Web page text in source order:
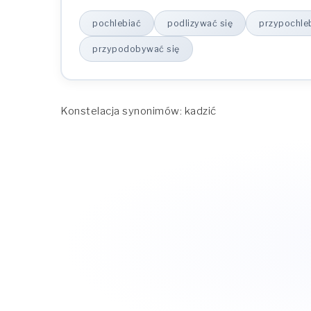
pochlebiać podlizywać się
przypodobywać się
Konstelacja synonimów: kadzić